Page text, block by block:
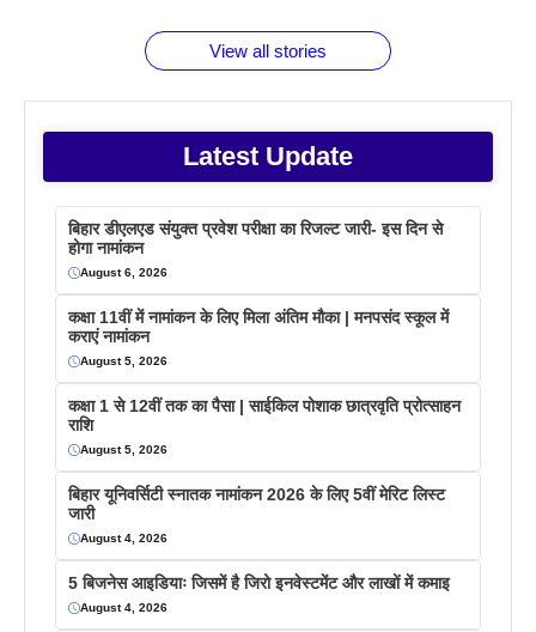
View all stories
Latest Update
बिहार डीएलएड संयुक्त प्रवेश परीक्षा का रिजल्ट जारी- इस दिन से
होगा नामांकन
August 6, 2026
कक्षा 11वीं में नामांकन के लिए मिला अंतिम मौका | मनपसंद स्कूल में
कराएं नामांकन
August 5, 2026
कक्षा 1 से 12वीं तक का पैसा | साईकिल पोशाक छात्रवृति प्रोत्साहन
राशि
August 5, 2026
बिहार यूनिवर्सिटी स्नातक नामांकन 2026 के लिए 5वीं मेरिट लिस्ट
जारी
August 4, 2026
5 बिजनेस आइडियाः जिसमें है जिरो इनवेस्टमेंट और लाखों में कमाइ
August 4, 2026